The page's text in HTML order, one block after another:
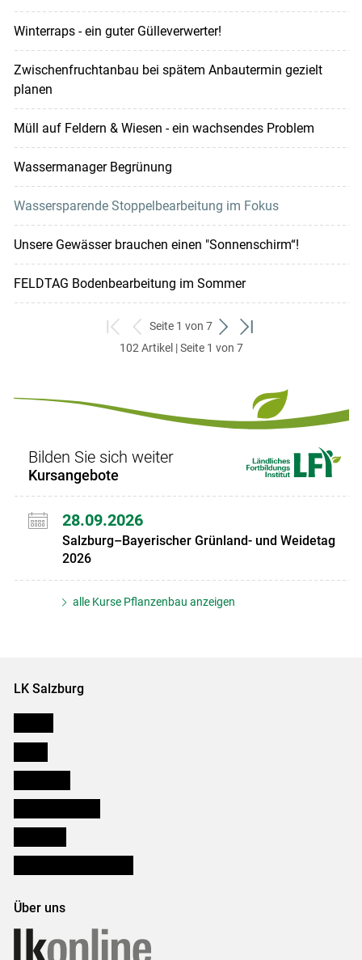
Winterraps - ein guter Gülleverwerter!
Zwischenfruchtanbau bei spätem Anbautermin gezielt
planen
Müll auf Feldern & Wiesen - ein wachsendes Problem
Wassermanager Begrünung
Wassersparende Stoppelbearbeitung im Fokus
Unsere Gewässer brauchen einen "Sonnenschirm“!
FELDTAG Bodenbearbeitung im Sommer
zum
ersten
zurück
zum
Seite 1 von 7
weiter
zum
zum
102 Artikel | Seite 1 von 7
Bilden Sie sich weiter
Kursangebote
28.09.2026
Salzburg–Bayerischer Grünland- und Weidetag
2026
alle Kurse Pflanzenbau anzeigen
LK Salzburg
Über uns